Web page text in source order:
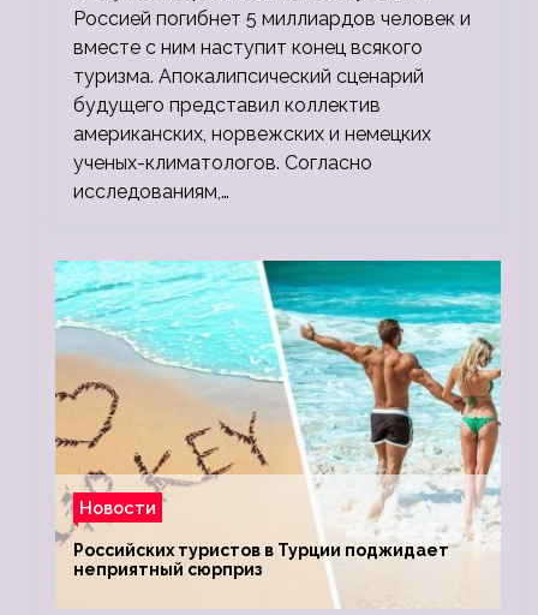
людей
Россией погибнет 5 миллиардов человек и
вместе с ним наступит конец всякого
туризма. Апокалипсический сценарий
будущего представил коллектив
американских, норвежских и немецких
ученых-климатологов. Согласно
исследованиям,…
Новости
Российских туристов в Турции поджидает
неприятный сюрприз